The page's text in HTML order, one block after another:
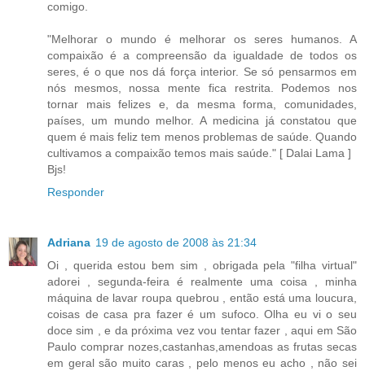
comigo.
"Melhorar o mundo é melhorar os seres humanos. A
compaixão é a compreensão da igualdade de todos os
seres, é o que nos dá força interior. Se só pensarmos em
nós mesmos, nossa mente fica restrita. Podemos nos
tornar mais felizes e, da mesma forma, comunidades,
países, um mundo melhor. A medicina já constatou que
quem é mais feliz tem menos problemas de saúde. Quando
cultivamos a compaixão temos mais saúde." [ Dalai Lama ]
Bjs!
Responder
Adriana 19 de agosto de 2008 às 21:34
Oi , querida estou bem sim , obrigada pela "filha virtual"
adorei , segunda-feira é realmente uma coisa , minha
máquina de lavar roupa quebrou , então está uma loucura,
coisas de casa pra fazer é um sufoco. Olha eu vi o seu
doce sim , e da próxima vez vou tentar fazer , aqui em São
Paulo comprar nozes,castanhas,amendoas as frutas secas
em geral são muito caras , pelo menos eu acho , não sei